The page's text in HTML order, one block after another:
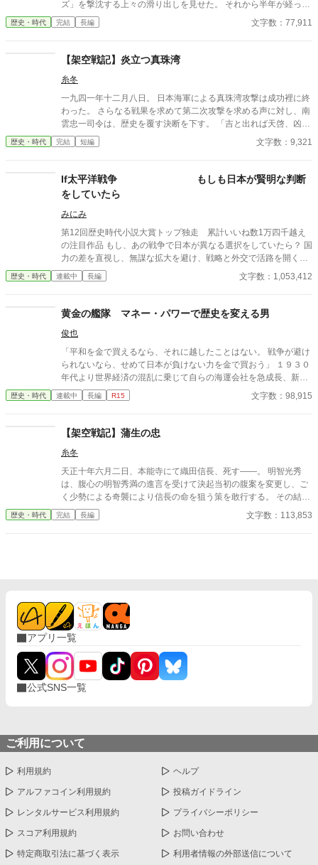
ズ」を撃沈する上々の滑り出しを見せた。 それから半年が経った
昭和十七年（一九四二年）六月。三菱長崎造船所第三ドックに、
一隻のフネが傷ついた船体を横たえていた。 かつて、「太平洋の
空襲によってディーゼル機関を損傷した「浅間丸」は、史実にお
空母艦として蘇ろうとしていたのだった。 ※過去作「炎立つ真珠
湾」と世界観を共有した内容となります。
歴史・時代 完結 長編 文字数：77,911
【架空戦記】炎立つ真珠湾
糸冬
一九四一年十二月八日。 日本海軍による真珠湾攻撃は成功裡に終
わった。 さらなる戦果を求めて第二次攻撃を求める声に対し、南
雲忠一司令は、歴史を覆す決断を下す。 「吉と出れば天啓、凶と
出れば悪魔のささやき」と内心で呟きつつ……。
歴史・時代 完結 短編 文字数：9,321
If太平洋戦争 もしも日本が賢明な判断
をしていたら
みにみ
第12回歴史時代小説大賞トップ独走 累計いいね数1万四千越え
の注目作品 もし、あの戦争で日本が異なる選択をしていたら？ 国
力の差を直視し、無謀な拡大を避け、戦略と外交で活路を開く。
真珠湾、ミッドウェー、ガダルカナル…そして終戦工作 数多の
分水嶺で下された「if」の決断。 破滅を回避し、国家存続をかけ
編大河戦記 不定期更新です
歴史・時代 連載中 長編 文字数：1,053,412
黄金の艦隊 マネー・パワーで歴史を変える男
俊也
「平和を金で買えるなら、それに越したことはない。 戦争が避け
られないなら、せめて日本が負けない力を金で買おう」 １９３０
年代より世界経済の混乱に乗じて自らの海運会社を急成長、新興
財閥を立ち上げた男の、重課金架空戦記！？？ 姉妹作 「零戦戦
歴史・時代 連載中 長編 R15 文字数：98,915
【架空戦記】蒲生の忠
糸冬
天正十年六月二日、本能寺にて織田信長、死す――。 明智光秀
は、腹心の明智秀満の進言を受けて決起当初の腹案を変更し、ご
く少勢による奇襲により信長の命を狙う策を敢行する。 その結
果、本能寺の信長、そして妙覚寺の織田信忠は、抵抗の暇もなく
首級を挙げられる。 両名の首級を四条河原にさらした光秀は、織
うより他に道はなし。 信長の遺した安土城を舞台に、若き闘将・
蒲生賦秀の活躍が始まる。
歴史・時代 完結 長編 文字数：113,853
アプリ一覧
公式SNS一覧
ご利用について
利用規約 ヘルプ
アルファコイン利用規約 投稿ガイドライン
レンタルサービス利用規約 プライバシーポリシー
スコア利用規約 お問い合わせ
特定商取引法に基づく表示 利用者情報の外部送信について